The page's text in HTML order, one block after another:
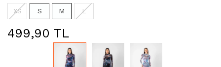
XS S M L
499,90 TL